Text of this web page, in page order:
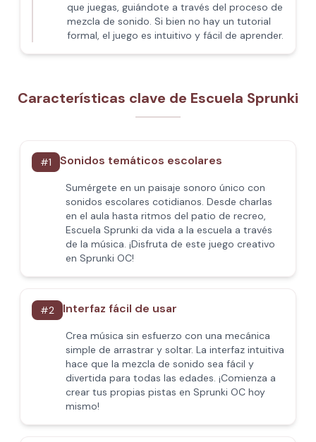
que juegas, guiándote a través del proceso de
mezcla de sonido. Si bien no hay un tutorial
formal, el juego es intuitivo y fácil de aprender.
Características clave de Escuela Sprunki
#1 Sonidos temáticos escolares
Sumérgete en un paisaje sonoro único con
sonidos escolares cotidianos. Desde charlas
en el aula hasta ritmos del patio de recreo,
Escuela Sprunki da vida a la escuela a través
de la música. ¡Disfruta de este juego creativo
en Sprunki OC!
#2 Interfaz fácil de usar
Crea música sin esfuerzo con una mecánica
simple de arrastrar y soltar. La interfaz intuitiva
hace que la mezcla de sonido sea fácil y
divertida para todas las edades. ¡Comienza a
crear tus propias pistas en Sprunki OC hoy
mismo!